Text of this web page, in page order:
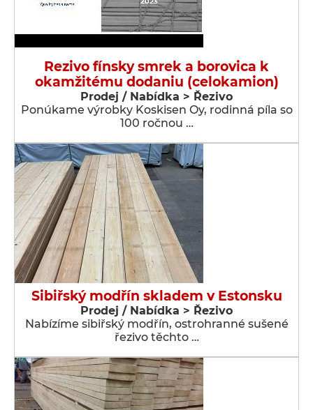
Rezivo fínsky smrek a borovica k
okamžitému dodaniu (celokamion)
Prodej / Nabídka > Řezivo
Ponúkame výrobky Koskisen Oy, rodinná píla so
100 ročnou …
Sibiřský modřín skladem v Estonsku
Prodej / Nabídka > Řezivo
Nabízíme sibiřský modřín, ostrohranné sušené
řezivo těchto …